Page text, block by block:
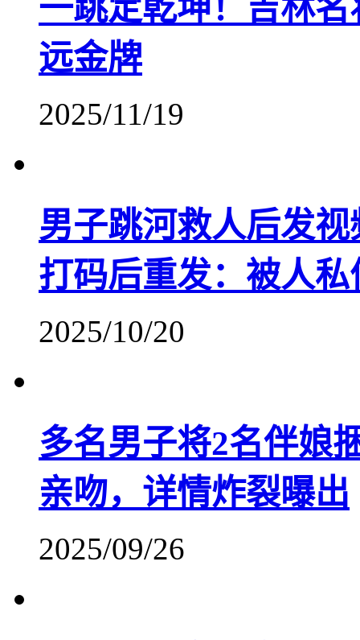
一跳定乾坤！吉林
远金牌
2025/11/19
男子跳河救人后发
打码后重发：被人
2025/10/20
多名男子将2名伴娘
亲吻，详情炸裂曝出
2025/09/26